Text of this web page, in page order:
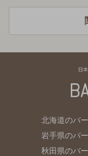
北海道のバ
岩手県のバ
秋田県のバ